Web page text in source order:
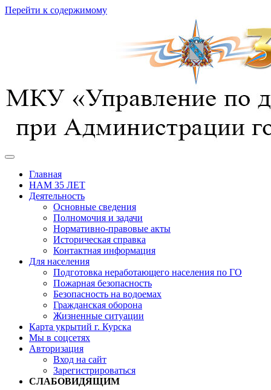
Перейти к содержимому
УГОЧС г. Курска
Главная
НАМ 35 ЛЕТ
Деятельность
Основные сведения
Полномочия и задачи
Нормативно-правовые акты
Историческая справка
Контактная информация
Для населения
Подготовка неработающего населения по ГО
Пожарная безопасность
Безопасность на водоемах
Гражданская оборона
Жизненные ситуации
Карта укрытий г. Курска
Мы в соцсетях
Авторизация
Вход на сайт
Зарегистрироваться
СЛАБОВИДЯЩИМ